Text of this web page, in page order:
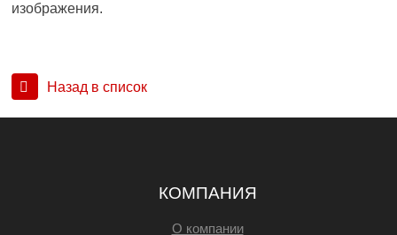
изображения.
Назад в список
КОМПАНИЯ
О компании